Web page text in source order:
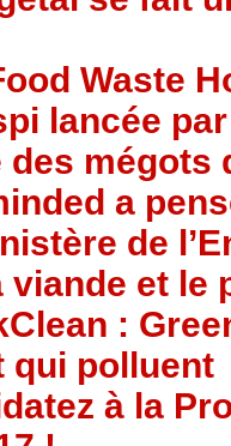
Waste
lancée
des mégots
a
de
et le
:
qui polluent
à la